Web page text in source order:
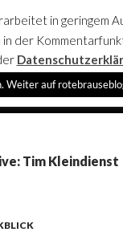
Tim Kleindienst
in geringem
in der
Weiter auf